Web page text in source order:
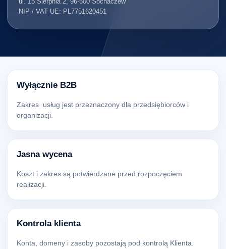
NIP / VAT UE: PL7751620451
Wyłącznie B2B
Zakres usług jest przeznaczony dla przedsiębiorców i
organizacji.
Jasna wycena
Koszt i zakres są potwierdzane przed rozpoczęciem
realizacji.
Kontrola klienta
Konta, domeny i zasoby pozostają pod kontrolą Klienta.